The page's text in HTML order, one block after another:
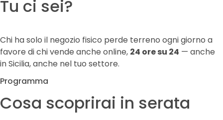
Tu ci sei?
Chi ha solo il negozio fisico perde terreno ogni giorno a
favore di chi vende anche online, 24 ore su 24 — anche
in Sicilia, anche nel tuo settore.
Programma
Cosa scoprirai in serata